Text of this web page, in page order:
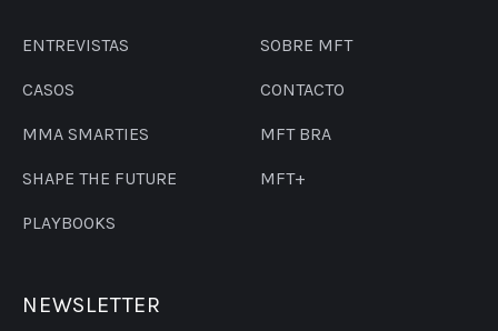
ENTREVISTAS
CASOS
MMA SMARTIES
SHAPE THE FUTURE
PLAYBOOKS
SOBRE MFT
CONTACTO
MFT BRA
MFT+
NEWSLETTER